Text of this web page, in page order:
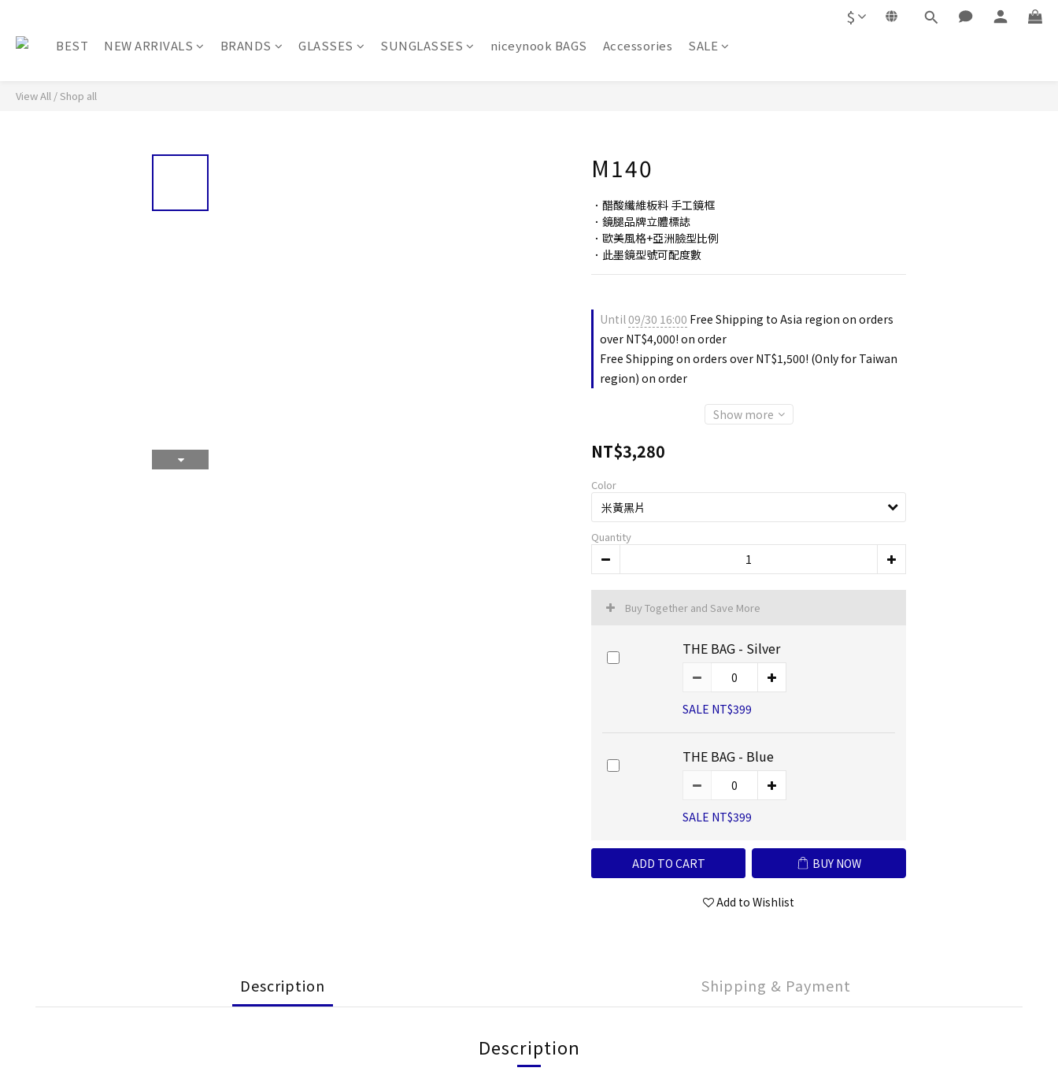
$
BEST NEW ARRIVALS BRANDS GLASSES SUNGLASSES niceynook BAGS Accessories SALE
View All /Shop all
M140
．醋酸纖維板料 手工鏡框
．鏡腿品牌立體標誌
．歐美風格+亞洲臉型比例
．此墨鏡型號可配度數
Until09/30 16:00 Free Shipping to Asia region on orders
over NT$4,000! on order
Free Shipping on orders over NT$1,500! (Only for Taiwan
region) on order
Show more
NT$3,280
Color
Quantity
Buy Together and Save More
THE BAG - Silver
SALE NT$399
THE BAG - Blue
SALE NT$399
ADD TO CART BUY NOW
Add to Wishlist
Description Shipping & Payment
Description